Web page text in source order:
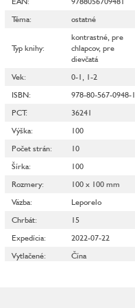
Téma: ostatné
Typ knihy:
kontrastné, pre
chlapcov, pre
dievčatá
Vek: 0-1 , 1-2
ISBN:
978-80-567-0948-1
PCT:
36241
Výška:
100
Počet strán:
10
Šírka:
100
Rozmery:
100 x 100 mm
Väzba:
Leporelo
Chrbát:
15
Expedícia:
2022-07-22
Vytlačené: Čína